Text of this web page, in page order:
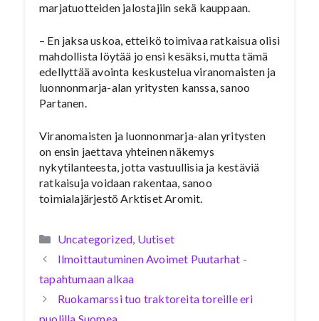
marjatuotteiden jalostajiin sekä kauppaan.
– En jaksa uskoa, etteikö toimivaa ratkaisua olisi
mahdollista löytää jo ensi kesäksi, mutta tämä
edellyttää avointa keskustelua viranomaisten ja
luonnonmarja-alan yritysten kanssa, sanoo
Partanen.
Viranomaisten ja luonnonmarja-alan yritysten
on ensin jaettava yhteinen näkemys
nykytilanteesta, jotta vastuullisia ja kestäviä
ratkaisuja voidaan rakentaa, sanoo
toimialajärjestö Arktiset Aromit.
Kategoriat
Uncategorized, Uutiset
Ilmoittautuminen Avoimet Puutarhat -
tapahtumaan alkaa
Ruokamarssi tuo traktoreita toreille eri